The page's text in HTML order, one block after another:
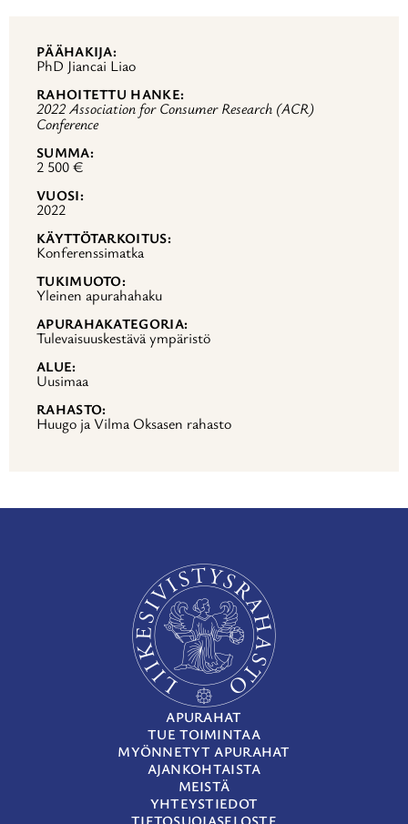
PÄÄHAKIJA
PhD Jiancai Liao
RAHOITETTU HANKE
2022 Association for Consumer Research (ACR)
Conference
SUMMA
2 500 €
VUOSI
2022
KÄYTTÖTARKOITUS
Konferenssimatka
TUKIMUOTO
Yleinen apurahahaku
APURAHAKATEGORIA
Tulevaisuuskestävä ympäristö
ALUE
Uusimaa
RAHASTO
Huugo ja Vilma Oksasen rahasto
APURAHAT
TUE TOIMINTAA
MYÖNNETYT APURAHAT
AJANKOHTAISTA
MEISTÄ
YHTEYSTIEDOT
TIETOSUOJASELOSTE